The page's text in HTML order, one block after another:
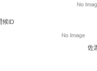
候ID
佐